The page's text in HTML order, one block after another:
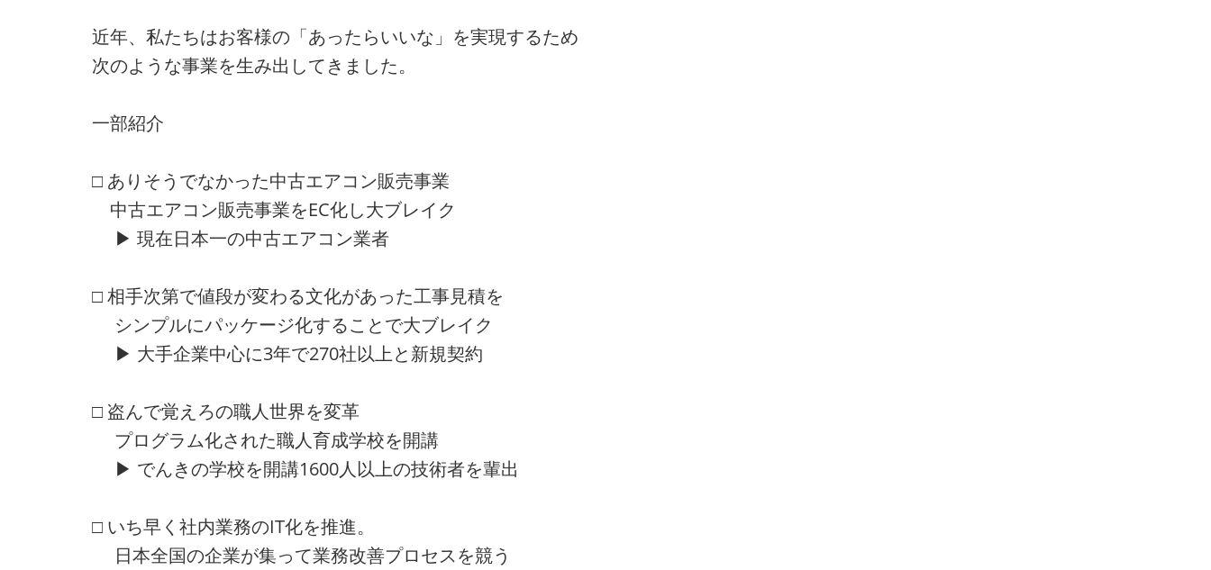
近年、私たちはお客様の「あったらいいな」を実現するため
次のような事業を生み出してきました。
一部紹介
□ ありそうでなかった中古エアコン販売事業
中古エアコン販売事業をEC化し大ブレイク
▶ 現在日本一の中古エアコン業者
□ 相手次第で値段が変わる文化があった工事見積を
シンプルにパッケージ化することで大ブレイク
▶ 大手企業中心に3年で270社以上と新規契約
□ 盗んで覚えろの職人世界を変革
プログラム化された職人育成学校を開講
▶ でんきの学校を開講1600人以上の技術者を輩出
□ いち早く社内業務のIT化を推進。
日本全国の企業が集って業務改善プロセスを競う